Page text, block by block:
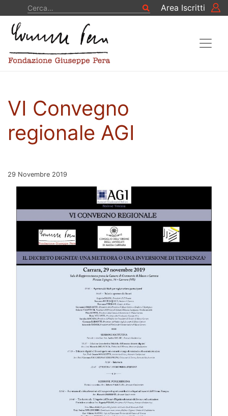
Vai al contenuto Cerca
CercaArea Iscritti
VI Convegno
regionale AGI
Pubblicato il
29 Novembre 2019